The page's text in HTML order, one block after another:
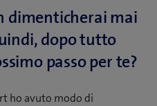
dimenticherai mai
dopo tutto
passo per te?
ho avuto modo di